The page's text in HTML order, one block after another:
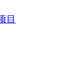
目